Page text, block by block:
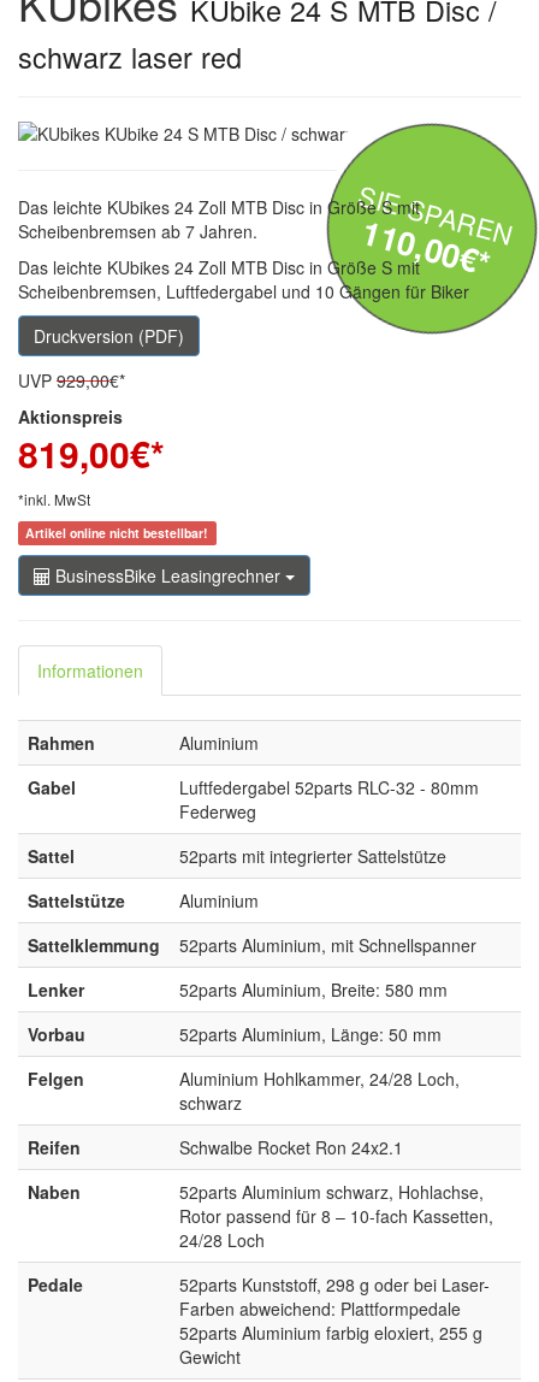
KUbike 24 S MTB Disc /
schwarz laser red
SIE SPAREN
110,00€*
Das leichte KUbikes 24 Zoll MTB Disc in Größe S mit
Scheibenbremsen ab 7 Jahren.
Das leichte KUbikes 24 Zoll MTB Disc in Größe S mit
Scheibenbremsen, Luftfedergabel und 10 Gängen für Biker
Druckversion (PDF)
UVP 929,00€*
Aktionspreis
819,00€*
*inkl. MwSt
Artikel online nicht bestellbar!
BusinessBike Leasingrechner
Informationen
Rahmen
Aluminium
Gabel
Luftfedergabel 52parts RLC-32 - 80mm
Federweg
Sattel
52parts mit integrierter Sattelstütze
Sattelstütze
Aluminium
Sattelklemmung
52parts Aluminium, mit Schnellspanner
Lenker
52parts Aluminium, Breite: 580 mm
Vorbau
52parts Aluminium, Länge: 50 mm
Felgen
Aluminium Hohlkammer, 24/28 Loch,
schwarz
Reifen
Schwalbe Rocket Ron 24x2.1
Naben
52parts Aluminium schwarz, Hohlachse,
Rotor passend für 8 – 10-fach Kassetten,
24/28 Loch
Pedale
52parts Kunststoff, 298 g oder bei Laser-
Farben abweichend: Plattformpedale
52parts Aluminium farbig eloxiert, 255 g
Gewicht